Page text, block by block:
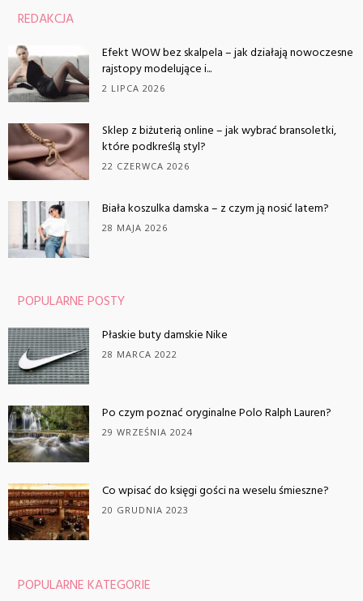
REDAKCJA
Efekt WOW bez skalpela – jak działają nowoczesne
rajstopy modelujące i...
2 LIPCA 2026
Sklep z biżuterią online – jak wybrać bransoletki,
które podkreślą styl?
22 CZERWCA 2026
Biała koszulka damska – z czym ją nosić latem?
28 MAJA 2026
POPULARNE POSTY
Płaskie buty damskie Nike
28 MARCA 2022
Po czym poznać oryginalne Polo Ralph Lauren?
29 WRZEŚNIA 2024
Co wpisać do księgi gości na weselu śmieszne?
20 GRUDNIA 2023
POPULARNE KATEGORIE